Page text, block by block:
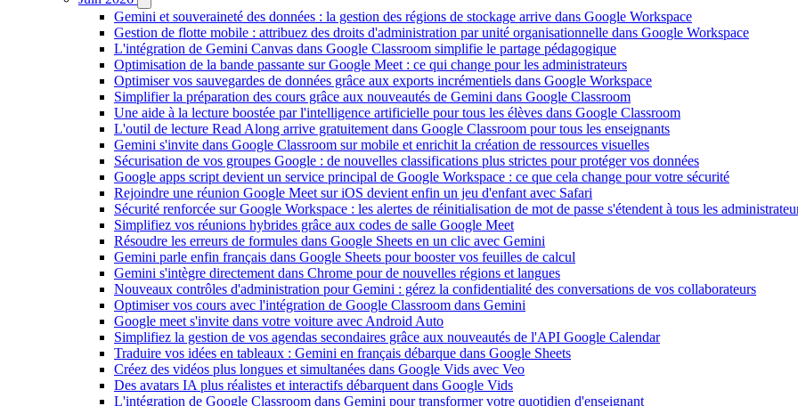
Gemini et souveraineté des données : la gestion des régions de stockage arrive dans Google Workspace
Gestion de flotte mobile : attribuez des droits d'administration par unité organisationnelle dans Google Workspace
L'intégration de Gemini Canvas dans Google Classroom simplifie le partage pédagogique
Optimisation de la bande passante sur Google Meet : ce qui change pour les administrateurs
Optimiser vos sauvegardes de données grâce aux exports incrémentiels dans Google Workspace
Simplifier la préparation des cours grâce aux nouveautés de Gemini dans Google Classroom
Une aide à la lecture boostée par l'intelligence artificielle pour tous les élèves dans Google Classroom
L'outil de lecture Read Along arrive gratuitement dans Google Classroom pour tous les enseignants
Gemini s'invite dans Google Classroom sur mobile et enrichit la création de ressources visuelles
Sécurisation de vos groupes Google : de nouvelles classifications plus strictes pour protéger vos données
Google apps script devient un service principal de Google Workspace : ce que cela change pour votre sécurité
Rejoindre une réunion Google Meet sur iOS devient enfin un jeu d'enfant avec Safari
Sécurité renforcée sur Google Workspace : les alertes de réinitialisation de mot de passe s'étendent à tous les
Simplifiez vos réunions hybrides grâce aux codes de salle Google Meet
Résoudre les erreurs de formules dans Google Sheets en un clic avec Gemini
Gemini parle enfin français dans Google Sheets pour booster vos feuilles de calcul
Gemini s'intègre directement dans Chrome pour de nouvelles régions et langues
Nouveaux contrôles d'administration pour Gemini : gérez la confidentialité des conversations de vos collaborateurs
Optimiser vos cours avec l'intégration de Google Classroom dans Gemini
Google meet s'invite dans votre voiture avec Android Auto
Simplifiez la gestion de vos agendas secondaires grâce aux nouveautés de l'API Google Calendar
Traduire vos idées en tableaux : Gemini en français débarque dans Google Sheets
Créez des vidéos plus longues et simultanées dans Google Vids avec Veo
Des avatars IA plus réalistes et interactifs débarquent dans Google Vids
L'intégration de Google Classroom dans Gemini pour transformer votre quotidien d'enseignant